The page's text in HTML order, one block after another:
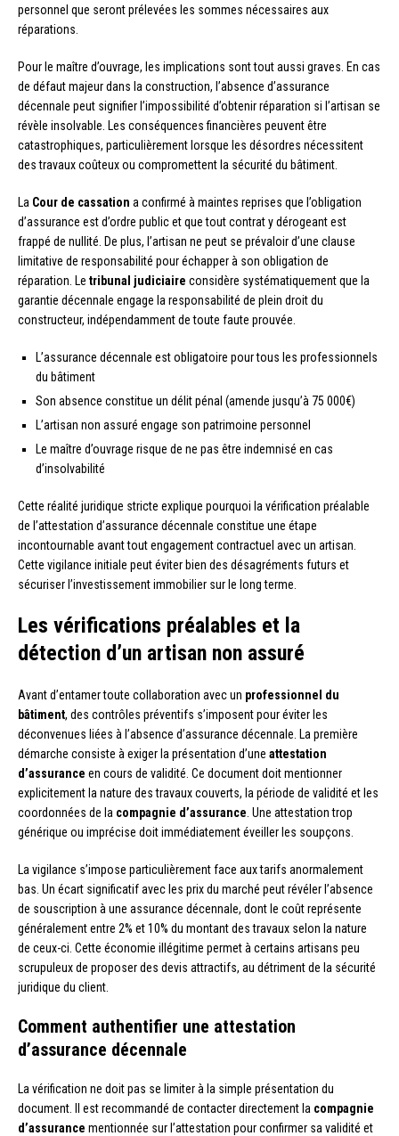
personnel que seront prélevées les sommes nécessaires aux
réparations.
Pour le maître d’ouvrage, les implications sont tout aussi graves. En cas
de défaut majeur dans la construction, l’absence d’assurance
décennale peut signifier l’impossibilité d’obtenir réparation si l’artisan se
révèle insolvable. Les conséquences financières peuvent être
catastrophiques, particulièrement lorsque les désordres nécessitent
des travaux coûteux ou compromettent la sécurité du bâtiment.
La Cour de cassation a confirmé à maintes reprises que l’obligation
d’assurance est d’ordre public et que tout contrat y dérogeant est
frappé de nullité. De plus, l’artisan ne peut se prévaloir d’une clause
limitative de responsabilité pour échapper à son obligation de
réparation. Le tribunal judiciaire considère systématiquement que la
garantie décennale engage la responsabilité de plein droit du
constructeur, indépendamment de toute faute prouvée.
L’assurance décennale est obligatoire pour tous les professionnels
du bâtiment
Son absence constitue un délit pénal (amende jusqu’à 75 000€)
L’artisan non assuré engage son patrimoine personnel
Le maître d’ouvrage risque de ne pas être indemnisé en cas
d’insolvabilité
Cette réalité juridique stricte explique pourquoi la vérification préalable
de l’attestation d’assurance décennale constitue une étape
incontournable avant tout engagement contractuel avec un artisan.
Cette vigilance initiale peut éviter bien des désagréments futurs et
sécuriser l’investissement immobilier sur le long terme.
Les vérifications préalables et la
détection d’un artisan non assuré
Avant d’entamer toute collaboration avec un professionnel du
bâtiment, des contrôles préventifs s’imposent pour éviter les
déconvenues liées à l’absence d’assurance décennale. La première
démarche consiste à exiger la présentation d’une attestation
d’assurance en cours de validité. Ce document doit mentionner
explicitement la nature des travaux couverts, la période de validité et les
coordonnées de la compagnie d’assurance . Une attestation trop
générique ou imprécise doit immédiatement éveiller les soupçons.
La vigilance s’impose particulièrement face aux tarifs anormalement
bas. Un écart significatif avec les prix du marché peut révéler l’absence
de souscription à une assurance décennale, dont le coût représente
généralement entre 2% et 10% du montant des travaux selon la nature
de ceux-ci. Cette économie illégitime permet à certains artisans peu
scrupuleux de proposer des devis attractifs, au détriment de la sécurité
juridique du client.
Comment authentifier une attestation
d’assurance décennale
La vérification ne doit pas se limiter à la simple présentation du
document. Il est recommandé de contacter directement la compagnie
d’assurance mentionnée sur l’attestation pour confirmer sa validité et